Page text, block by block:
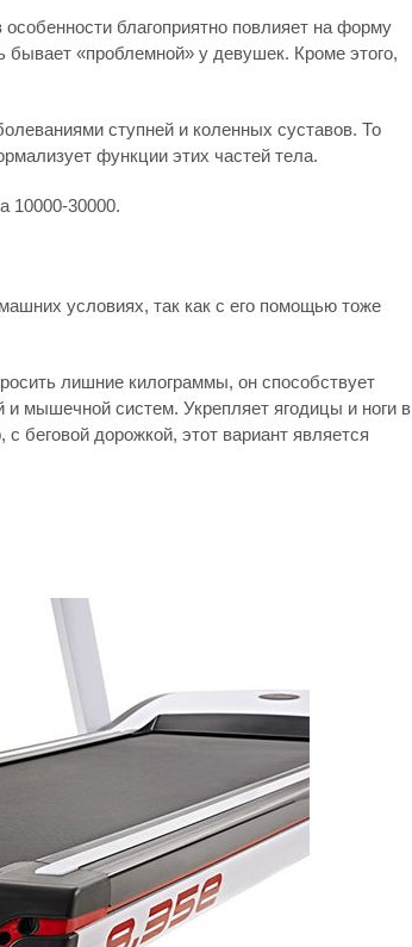
благоприятно повлияет на форму
бывает «проблемной» у девушек. Кроме этого,
ступней и коленных суставов. То
функции этих частей тела.
10000-30000.
условиях, так как с его помощью тоже
лишние килограммы, он способствует
мышечной систем. Укрепляет ягодицы и ноги в
беговой дорожкой, этот вариант является